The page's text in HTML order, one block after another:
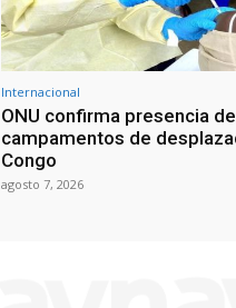
Internacional
ONU confirma presencia
campamentos de
Congo
agosto 7, 2026